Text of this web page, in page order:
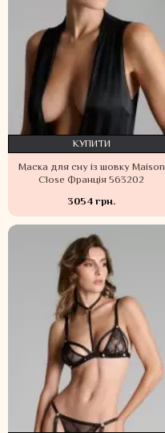
Маска для сну із шовку Maison
Close Франція 563202
3054 грн.
КУПИТИ